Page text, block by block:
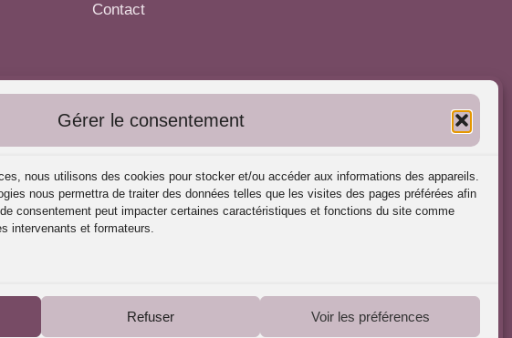
Gérer le consentement
nous utilisons des cookies pour stocker et/ou accéder aux informations des appareils.
nous permettra de traiter des données telles que les visites des pages préférées afin
consentement peut impacter certaines caractéristiques et fonctions du site comme
intervenants et formateurs.
Refuser Voir les préférences
Contact
Autres informations
S'inscrire dans l'Annuaire
Publiez vos formations
Charte déontologique
Références d'intervention